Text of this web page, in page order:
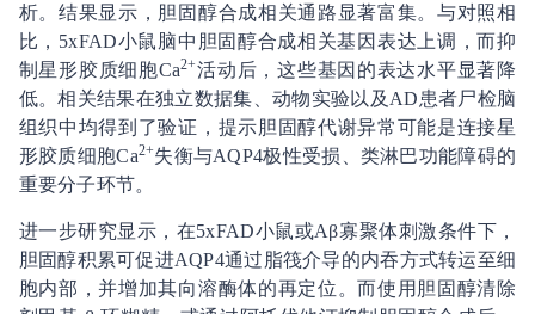
析。结果显示，胆固醇合成相关通路显著富集。与对照相
比，5xFAD小鼠脑中胆固醇合成相关基因表达上调，而抑
制星形胶质细胞Ca2+活动后，这些基因的表达水平显著降
低。相关结果在独立数据集、动物实验以及AD患者尸检脑
组织中均得到了验证，提示胆固醇代谢异常可能是连接星
形胶质细胞Ca2+失衡与AQP4极性受损、类淋巴功能障碍的
重要分子环节。
进一步研究显示，在5xFAD小鼠或Aβ寡聚体刺激条件下，
胆固醇积累可促进AQP4通过脂筏介导的内吞方式转运至细
胞内部，并增加其向溶酶体的再定位。而使用胆固醇清除